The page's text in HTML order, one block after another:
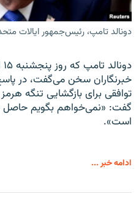
دونالد تامپ، رئیس‌جمهور ایالات
خبرنگاران سخن می‌گفت، در
توافقی برای بازگشایی تنگه
گفت: «نمی‌خواهم بگویم حاصل
است».
ادامه خبر ...